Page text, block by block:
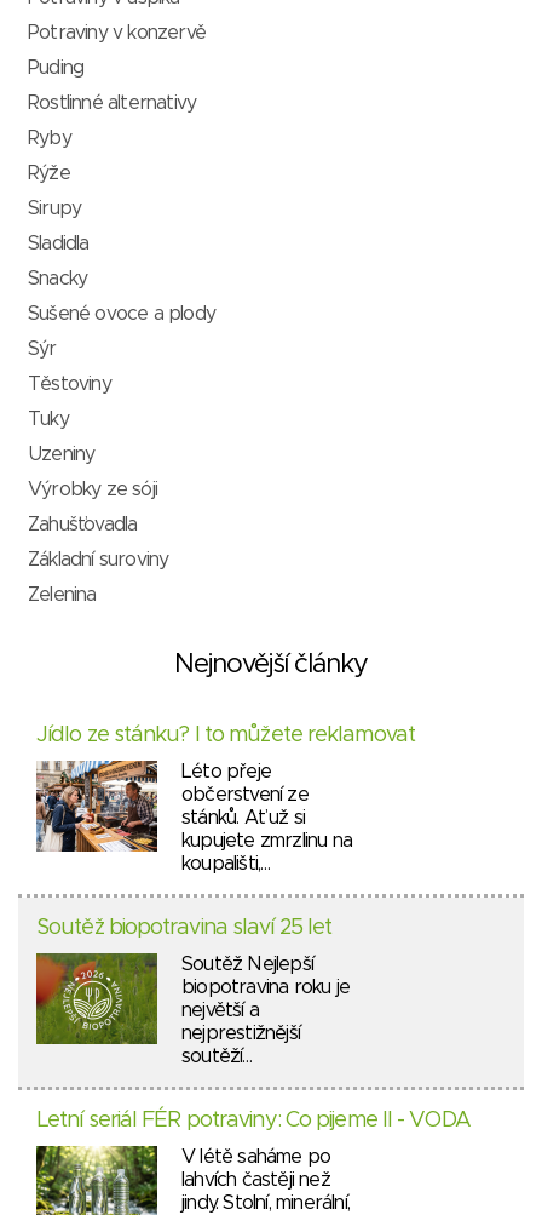
Potraviny v konzervě
Puding
Rostlinné alternativy
Ryby
Rýže
Sirupy
Sladidla
Snacky
Sušené ovoce a plody
Sýr
Těstoviny
Tuky
Uzeniny
Výrobky ze sóji
Zahušťovadla
Základní suroviny
Zelenina
Nejnovější články
Jídlo ze stánku? I to můžete reklamovat
Léto přeje
občerstvení ze
stánků. Ať už si
kupujete zmrzlinu na
koupališti,…
Soutěž biopotravina slaví 25 let
Soutěž Nejlepší
biopotravina roku je
největší a
nejprestižnější
soutěží…
Letní seriál FÉR potraviny: Co pijeme II - VODA
V létě saháme po
lahvích častěji než
jindy. Stolní, minerální,